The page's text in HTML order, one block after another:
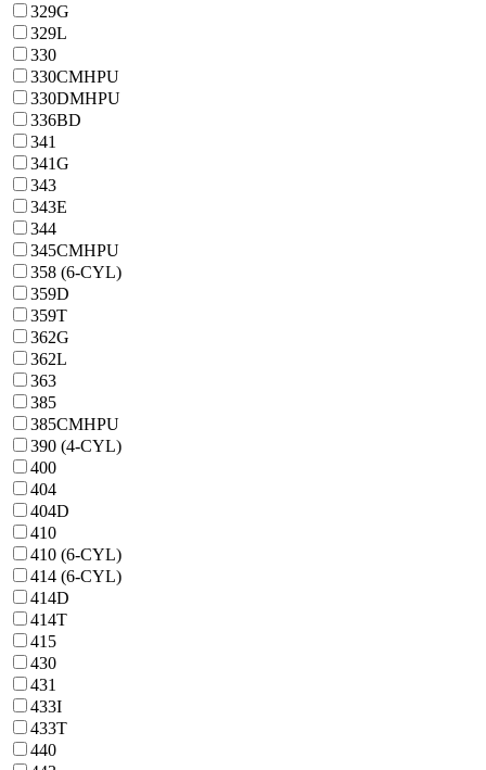
329G
329L
330
330CMHPU
330DMHPU
336BD
341
341G
343
343E
344
345CMHPU
358 (6-CYL)
359D
359T
362G
362L
363
385
385CMHPU
390 (4-CYL)
400
404
404D
410
410 (6-CYL)
414 (6-CYL)
414D
414T
415
430
431
433I
433T
440